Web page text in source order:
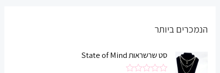
הנמכרים ביותר
סט שרשראות State of Mind